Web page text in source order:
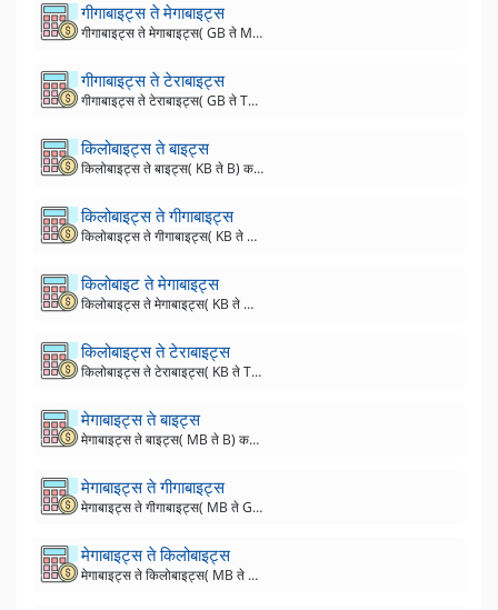
गीगाबाइट्स ते मेगाबाइट्स
गीगाबाइट्स ते मेगाबाइट्स( GB ते MB) कनवर्टर
गीगाबाइट्स ते टेराबाइट्स
गीगाबाइट्स ते टेराबाइट्स( GB ते TB) कनवर्टर
किलोबाइट्स ते बाइट्स
किलोबाइट्स ते बाइट्स( KB ते B) कनवर्टर
किलोबाइट्स ते गीगाबाइट्स
किलोबाइट्स ते गीगाबाइट्स( KB ते GB) कनवर्टर
किलोबाइट ते मेगाबाइट्स
किलोबाइट्स ते मेगाबाइट्स( KB ते MB) कनवर्टर
किलोबाइट्स ते टेराबाइट्स
किलोबाइट्स ते टेराबाइट्स( KB ते TB) कनवर्टर
मेगाबाइट्स ते बाइट्स
मेगाबाइट्स ते बाइट्स( MB ते B) कनवर्टर
मेगाबाइट्स ते गीगाबाइट्स
मेगाबाइट्स ते गीगाबाइट्स( MB ते GB) कनवर्टर
मेगाबाइट्स ते किलोबाइट्स
मेगाबाइट्स ते किलोबाइट्स( MB ते KB) कनवर्टर